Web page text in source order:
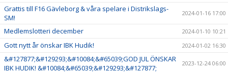
Grattis till F16 Gävleborg & våra spelare i Distrikslags-
SM!
2024-01-16 17:00
Medlemslotteri december 2024-01-10 10:21
Gott nytt år önskar IBK Hudik! 2024-01-02 16:30
&#127877;&#129293;&#10084;&#65039;GOD JUL ÖNSKAR
IBK HUDIK! &#10084;&#65039;&#129293;&#127877;
2023-12-24 06:00